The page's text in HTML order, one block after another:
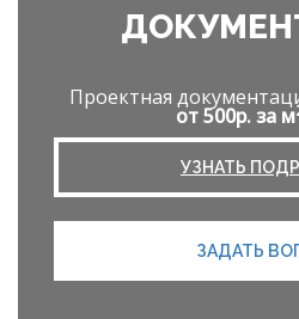
Проектная
от 500р. за м
УЗНАТЬ
ЗАДАТЬ